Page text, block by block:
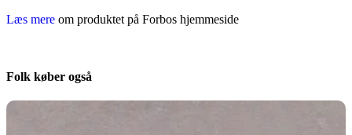
Læs mere om produktet på Forbos hjemmeside
Folk køber også